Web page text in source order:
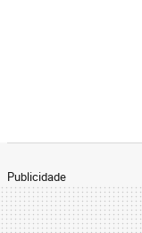
Publicidade